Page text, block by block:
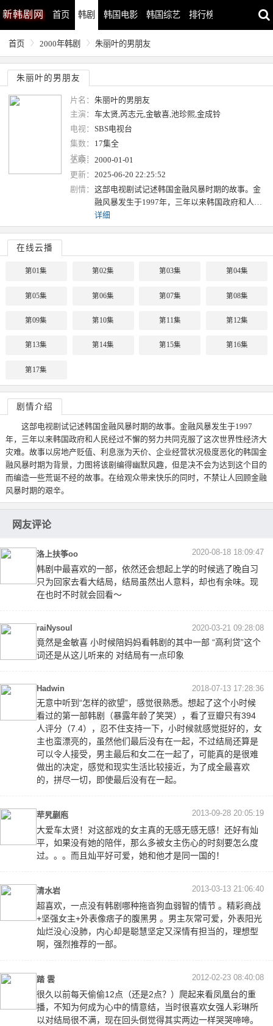
新韩剧网 首页 韩剧 韩国电影 韩国综艺 排行榜
首页 2000年韩剧 朱丽叶的男朋友
朱丽叶的男朋友
片名： 朱丽叶的男朋友
主演： 车太贤,芮志元,金敏喜,池珍熙,金成铃
电视： SBS电视台
集数：
17集全
状态：
上映： 2000-01-01
更新： 2025-06-20 22:25:52
剧情： 这部电视剧试记述韩国金融风暴时期的故事。金
融风暴发生于1997年，三年以来韩国政府和人…
详细
在线云播
第01集 第02集 第03集 第04集
第05集 第06集 第07集 第08集
第09集 第10集 第11集 第12集
第13集 第14集 第15集 第16集
第17集
剧情介绍
这部电视剧试记述韩国金融风暴时期的故事。金融风暴发生于1997
年，三年以来韩国政府和人民经过不懈的努力共同克服了这次世界性经济大
灾难。故事以房地产贬值、利息涨为天价、企业经营状况极度恶化的韩国金
融风暴时期为背景，力图将该剧编得幽默风趣，但是决不会为达到这个目的
而编造一些荒诞不经的故事。在给观众带来快乐的同时，不禁让人回顾金融
风暴时期的艰辛。
网友评论
洛上扶筝oo 2020-08-18 18:09:47
韩剧中最喜欢的一部，依然还会想起上学的时候逃了晚自习
只为回家去看大结局，结局虽然出人意料，却也有余味。现
在也时不时就会回看～
raiNysoul 2020-03-21 09:28:08
竟然是金敏喜 小时候陪妈妈看韩剧的其中一部 “高利贷”这个
词还是从这儿听来的 对结局有一点印象
Hadwin 2018-07-13 17:28:36
无意中听到“怎样的欲望”，感觉很熟悉。想起了这个小时候
看过的第一部韩剧（暴露年龄了笑哭），看了豆瓣只有394
人评分（7.4），忍不住支持一下，小时候就感觉挺好的，女
主也蛮漂亮的，虽然他们最后没有在一起，不过结局还算是
可以令人接受，男主最后和女二在一起了，可能真的是很难
做出的决定，感觉和现实生活比较接近，为了成全最喜欢
的，拼尽一切，即使最后没有在一起。
荦旯蒯庖 2013-09-28 20:05:19
大爱车太贤！对这部戏的女主真的无感无感无感！还好有灿
平，如果没有她的陪伴，那么多被女主伤心的时刻要怎么度
过。。。而且灿平好可爱，她和他才是同一国的！
清水岩 2013-03-13 21:06:40
超喜欢，一点没有韩剧哪种拖沓狗血弱智的情节 。精彩商战
+坚强女主+外表像痞子的腹黑男 。男主灰常可爱，外表阳光
灿烂没心没肺，内心却是聪慧坚定又深情有担当的，理想型
啊，强烈推荐的一部。
踏 雲 2012-02-23 08:40:08
很久以前每天偷偷12点（还是2点？）爬起来看凤凰台的重
播，不知为何成为心中的情意结，当时很喜欢女强人彩琳所
以对结局很不满，现在回头倒觉得其实两边一样哭哭啼啼。